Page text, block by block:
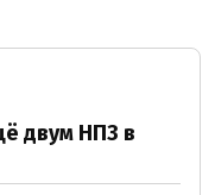
двум НПЗ в